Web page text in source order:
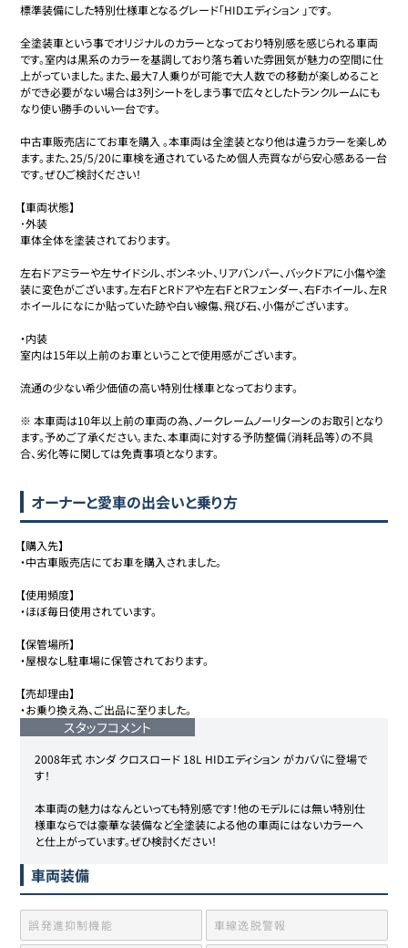
標準装備にした特別仕様車となるグレード「HIDエディション 」です。
全塗装車という事でオリジナルのカラーとなっており特別感を感じられる車両
です。室内は黒系のカラーを基調しており落ち着いた雰囲気が魅力の空間に仕
上がっていました。また、最大7人乗りが可能で大人数での移動が楽しめること
ができ必要がない場合は3列シートをしまう事で広々としたトランクルームにも
なり使い勝手のいい一台です。
中古車販売店にてお車を購入 。本車両は全塗装となり他は違うカラーを楽しめ
ます。また、25/5/20に車検を通されているため個人売買ながら安心感ある一台
です。ぜひご検討ください！
【車両状態】
･外装
車体全体を塗装されております。
左右ドアミラーや左サイドシル、ボンネット、リアバンパー、バックドアに小傷や塗
装に変色がございます。左右FとRドアや左右FとRフェンダー、右Fホイール、左R
ホイールになにか貼っていた跡や白い線傷、飛び石、小傷がございます。
・内装
室内は15年以上前のお車ということで使用感がございます。
流通の少ない希少価値の高い特別仕様車となっております。
※ 本車両は10年以上前の車両の為、ノークレームノーリターンのお取引となり
ます。予めご了承ください。また、本車両に対する予防整備（消耗品等）の不具
合、劣化等に関しては免責事項となります。
オーナーと愛車の出会いと乗り方
【購入先】
・中古車販売店にてお車を購入されました。
【使用頻度】
・ほぼ毎日使用されています。
【保管場所】
・屋根なし駐車場に保管されております。
【売却理由】
・お乗り換え為、ご出品に至りました。
スタッフコメント
2008年式 ホンダ クロスロード 18L HIDエディション がカババに登場で
す！
本車両の魅力はなんといっても特別感です！他のモデルには無い特別仕
様車ならでは豪華な装備など全塗装による他の車両にはないカラーへ
と仕上がっています。ぜひ検討ください！
車両装備
誤発進抑制機能 車線逸脱警報